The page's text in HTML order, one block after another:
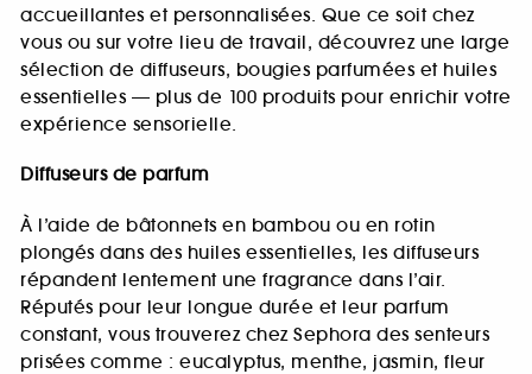
accueillantes et personnalisées. Que ce soit chez
vous ou sur votre lieu de travail, découvrez une large
sélection de diffuseurs, bougies parfumées et huiles
essentielles — plus de 100 produits pour enrichir votre
expérience sensorielle.
Diffuseurs de parfum
À l’aide de bâtonnets en bambou ou en rotin
plongés dans des huiles essentielles, les diffuseurs
répandent lentement une fragrance dans l’air.
Réputés pour leur longue durée et leur parfum
constant, vous trouverez chez Sephora des senteurs
prisées comme : eucalyptus, menthe, jasmin, fleur